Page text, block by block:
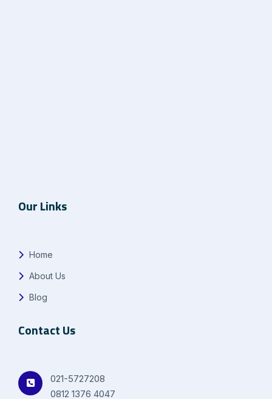
Our Links
Home
About Us
Blog
Contact Us
021-5727208
0812 1376 4047